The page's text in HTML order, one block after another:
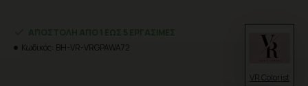
ΑΠΟΣΤΟΛΉ ΑΠΌ 1 ΈΩΣ 5 ΕΡΓΆΣΙΜΕΣ
Κωδικός: BH-VR-VRGPAWA72
VR Colorist